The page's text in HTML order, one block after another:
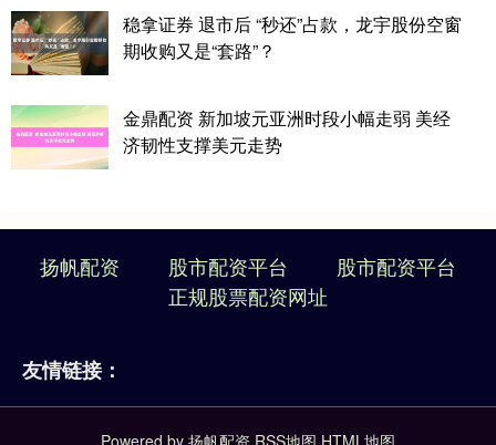
稳拿证券 退市后 “秒还”占款，龙宇股份空窗
期收购又是“套路”？
金鼎配资 新加坡元亚洲时段小幅走弱 美经
济韧性支撑美元走势
扬帆配资 股市配资平台
股市配资平台
正规股票配资网址
友情链接：
Powered by 扬帆配资 RSS地图 HTML地图